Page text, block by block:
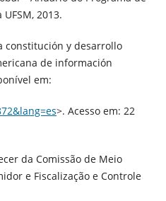
2013.
constitución y desarrollo
de información
em:
>. Acesso em: 22
da Comissão de Meio
e Fiscalização e Controle